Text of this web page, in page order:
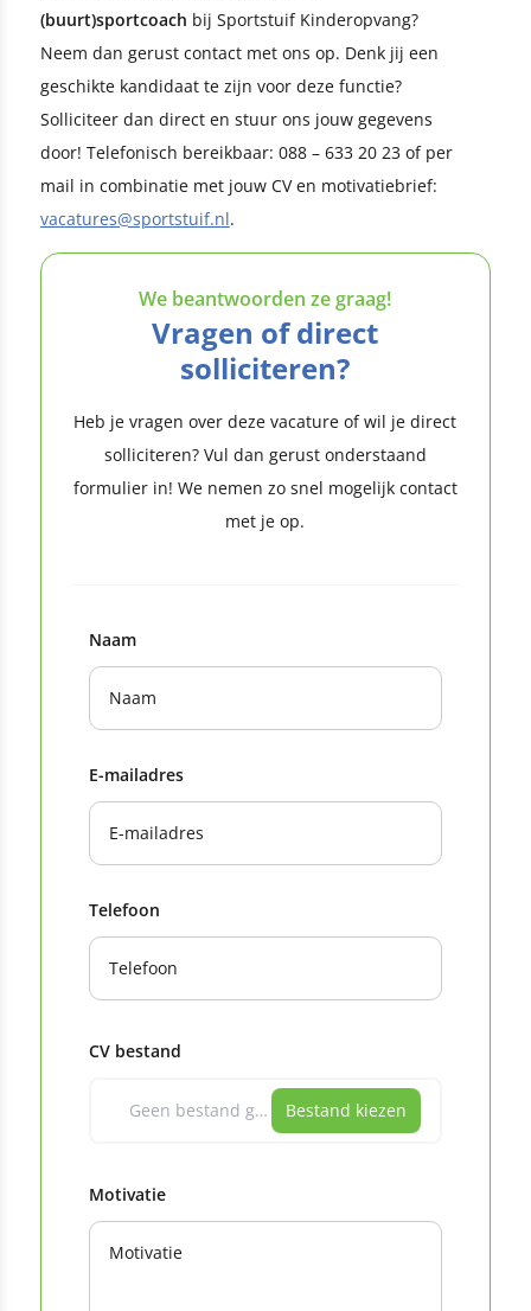
(buurt)sportcoach bij Sportstuif Kinderopvang?
Neem dan gerust contact met ons op. Denk jij een
geschikte kandidaat te zijn voor deze functie?
Solliciteer dan direct en stuur ons jouw gegevens
door! Telefonisch bereikbaar: 088 – 633 20 23 of per
mail in combinatie met jouw CV en motivatiebrief:
vacatures@sportstuif.nl.
We beantwoorden ze graag!
Vragen of direct
solliciteren?
Heb je vragen over deze vacature of wil je direct
solliciteren? Vul dan gerust onderstaand
formulier in! We nemen zo snel mogelijk contact
met je op.
Naam
E-mailadres
Telefoon
CV bestand
Geen bestand gekozen Bestand kiezen
Motivatie